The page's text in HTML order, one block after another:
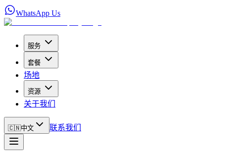
WhatsApp Us
服务
套餐
场地
资源
关于我们
🇨🇳中文 联系我们